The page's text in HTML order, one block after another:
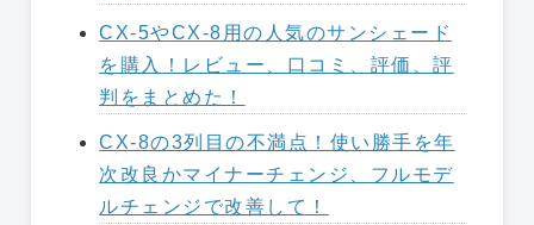
CX-5やCX-8用の人気のサンシェード
を購入！レビュー、口コミ、評価、評
判をまとめた！
CX-8の3列目の不満点！使い勝手を年
次改良かマイナーチェンジ、フルモデ
ルチェンジで改善して！